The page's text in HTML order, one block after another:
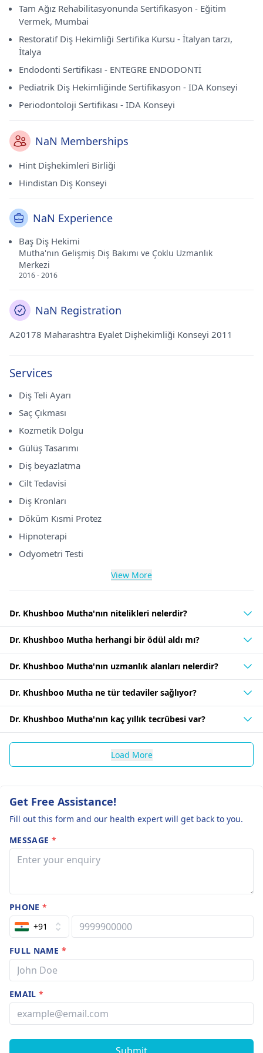
Tam Ağız Rehabilitasyonunda Sertifikasyon - Eğitim
Vermek, Mumbai
Restoratif Diş Hekimliği Sertifika Kursu - İtalyan tarzı,
İtalya
Endodonti Sertifikası - ENTEGRE ENDODONTİ
Pediatrik Diş Hekimliğinde Sertifikasyon - IDA Konseyi
Periodontoloji Sertifikası - IDA Konseyi
NaN Memberships
Hint Dişhekimleri Birliği
Hindistan Diş Konseyi
NaN Experience
Baş Diş Hekimi
Mutha'nın Gelişmiş Diş Bakımı ve Çoklu Uzmanlık
Merkezi
2016 - 2016
NaN Registration
A20178 Maharashtra Eyalet Dişhekimliği Konseyi 2011
Services
Diş Teli Ayarı
Saç Çıkması
Kozmetik Dolgu
Gülüş Tasarımı
Diş beyazlatma
Cilt Tedavisi
Diş Kronları
Döküm Kısmi Protez
Hipnoterapi
Odyometri Testi
View More
Dr. Khushboo Mutha'nın nitelikleri nelerdir?
Dr. Khushboo Mutha herhangi bir ödül aldı mı?
Dr. Khushboo Mutha'nın uzmanlık alanları nelerdir?
Dr. Khushboo Mutha ne tür tedaviler sağlıyor?
Dr. Khushboo Mutha'nın kaç yıllık tecrübesi var?
Load More
Get Free Assistance!
Fill out this form and our health expert will get back to you.
MESSAGE *
PHONE*
+91
FULL NAME *
EMAIL*